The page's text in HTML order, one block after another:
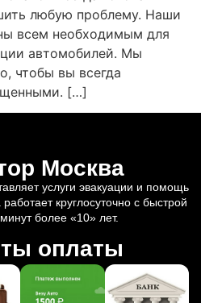
любую проблему. Наши
всем необходимым для
автомобилей. Мы
чтобы вы всегда
[…]
Москва
услуги эвакуации и помощь
круглосуточно с быстрой
более «10» лет.
оплаты